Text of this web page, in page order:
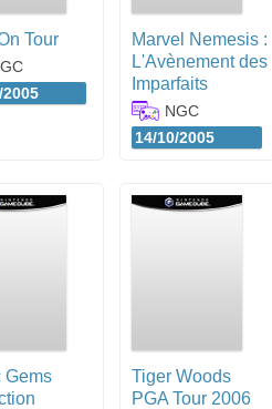
Tour
2005
Marvel Nemesis :
L'Avènement des
Imparfaits
NGC
14/10/2005
Gems
Tiger Woods
PGA Tour 2006